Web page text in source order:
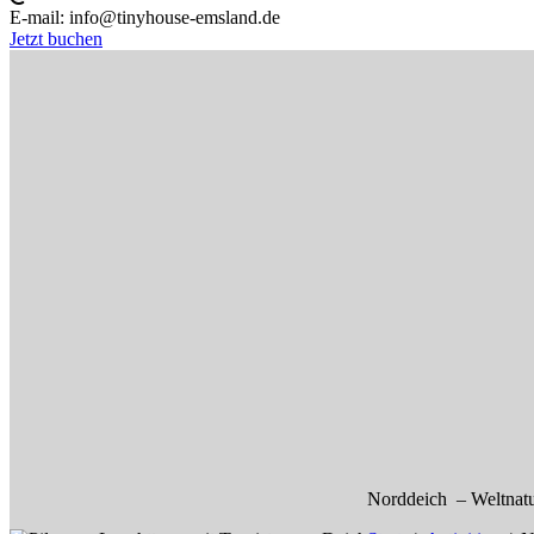
E-mail: info@tinyhouse-emsland.de
Jetzt buchen
Norddeich –